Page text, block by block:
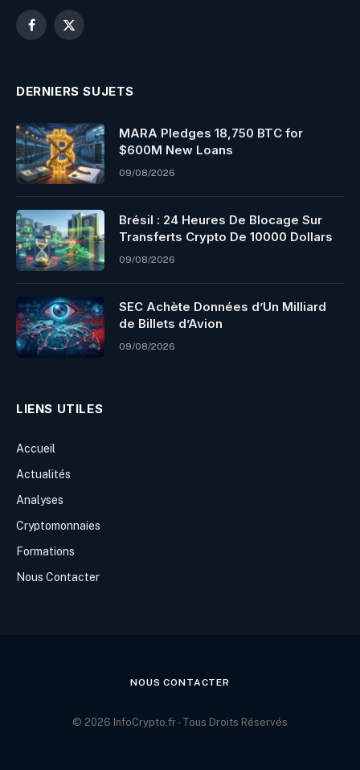
Facebook
X
DERNIERS SUJETS
MARA Pledges 18,750 BTC for
$600M New Loans
09/08/2026
Brésil : 24 Heures De Blocage Sur
Transferts Crypto De 10000 Dollars
09/08/2026
SEC Achète Données d’Un Milliard
de Billets d’Avion
09/08/2026
LIENS UTILES
Accueil
Actualités
Analyses
Cryptomonnaies
Formations
Nous Contacter
NOUS CONTACTER
© 2026 InfoCrypto.fr - Tous Droits Réservés